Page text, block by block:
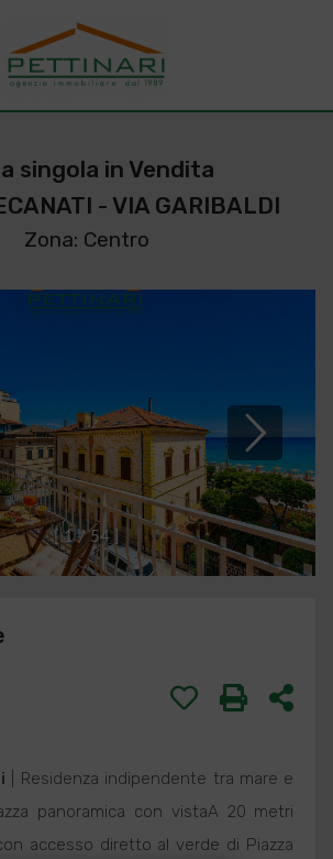
singola in Vendita
- VIA GARIBALDI
Zona: Centro
[ 1 / 54 ]
| Residenza indipendente tra mare e
panoramica con vistaA 20 metri
accesso diretto al verde di Piazza